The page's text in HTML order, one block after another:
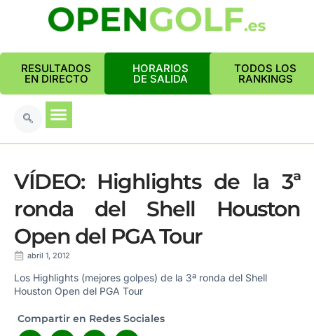
RESULTADOS
EN DIRECTO
HORARIOS
DE SALIDA
TODOS LOS
RANKINGS
VÍDEO: Highlights de la 3ª
ronda del Shell Houston
Open del PGA Tour
abril 1, 2012
Los Highlights (mejores golpes) de la 3ª ronda del Shell
Houston Open del PGA Tour
Compartir en Redes Sociales